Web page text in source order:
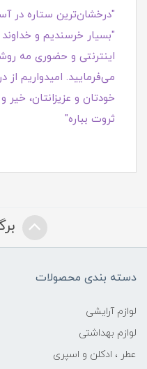
"درخشان‌ترین ستاره در
"بسیار خرسندیم و
اینترنتی و حضوری مه
می‌فرمایید. امیدواریم از
خودتان و عزیزانتان،
ثروت بباره"
دسته بندی محصولات
لوازم آرایشی
لوازم بهداشتی
عطر ، ادکلن و اسپری